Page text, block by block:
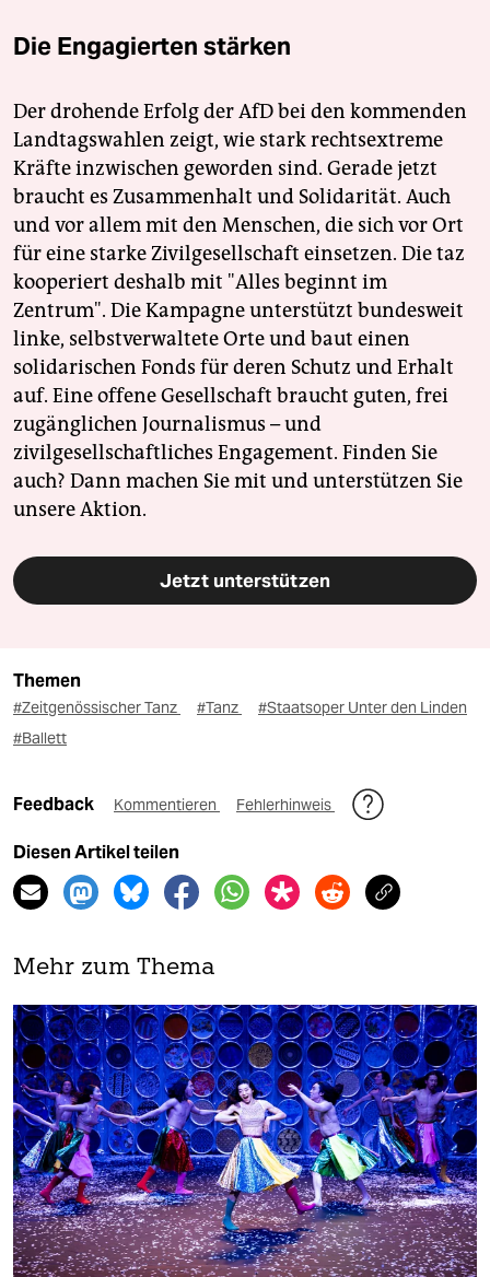
Die Engagierten stärken
Der drohende Erfolg der AfD bei den kommenden
Landtagswahlen zeigt, wie stark rechtsextreme
Kräfte inzwischen geworden sind. Gerade jetzt
braucht es Zusammenhalt und Solidarität. Auch
und vor allem mit den Menschen, die sich vor Ort
für eine starke Zivilgesellschaft einsetzen. Die taz
kooperiert deshalb mit "Alles beginnt im
Zentrum". Die Kampagne unterstützt bundesweit
linke, selbstverwaltete Orte und baut einen
solidarischen Fonds für deren Schutz und Erhalt
auf. Eine offene Gesellschaft braucht guten, frei
zugänglichen Journalismus – und
zivilgesellschaftliches Engagement. Finden Sie
auch? Dann machen Sie mit und unterstützen Sie
unsere Aktion.
Jetzt unterstützen
Themen
#Zeitgenössischer Tanz #Tanz
#Staatsoper Unter den Linden
#Ballett
Feedback Kommentieren Fehlerhinweis
Diesen Artikel teilen
Mehr zum Thema